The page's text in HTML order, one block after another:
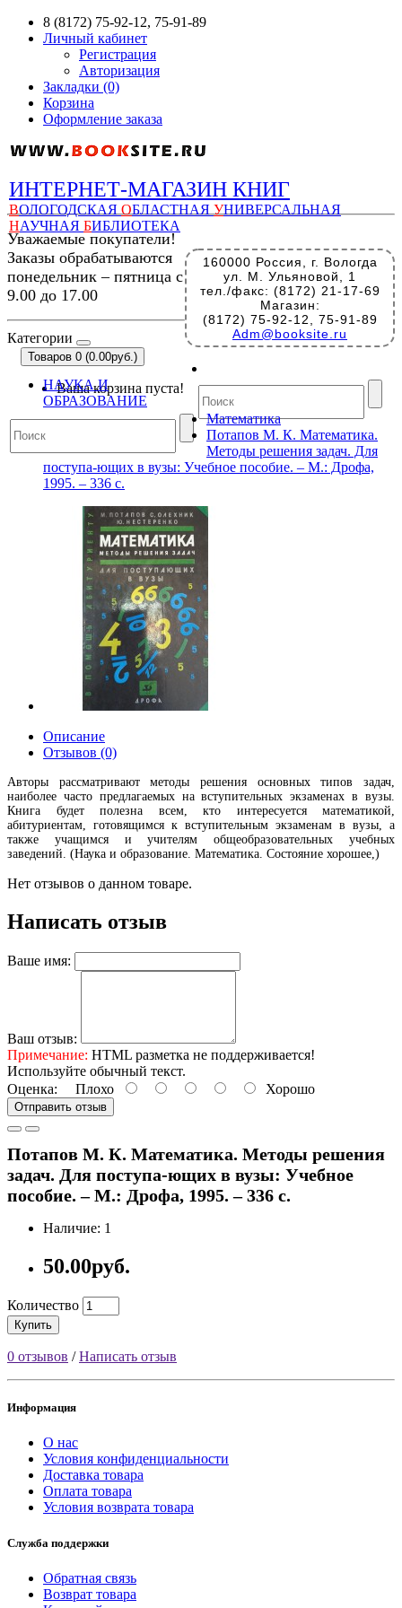
8 (8172) 75-92-12, 75-91-89
Личный кабинет
Регистрация
Авторизация
Закладки (0)
Корзина
Оформление заказа
ИНТЕРНЕТ-МАГАЗИН КНИГ
ВОЛОГОДСКАЯ ОБЛАСТНАЯ УНИВЕРСАЛЬНАЯ
НАУЧНАЯ БИБЛИОТЕКА
160000 Россия, г. Вологда
ул. М. Ульяновой, 1
тел./факс: (8172) 21-17-69
Магазин:
(8172) 75-92-12, 75-91-89
Adm@booksite.ru
Уважаемые покупатели!
Заказы обрабатываются
понедельник – пятница с
9.00 до 17.00
Категории
Товаров 0 (0.00руб.)
Ваша корзина пуста!
НАУКА И
ОБРАЗОВАНИЕ
Математика
Потапов М. К. Математика.
Методы решения задач. Для
поступа-ющих в вузы: Учебное пособие. – М.: Дрофа,
1995. – 336 с.
Описание
Отзывов (0)
Авторы рассматривают методы решения основных типов задач,
наиболее часто предлагаемых на вступительных экзаменах в вузы.
Книга будет полезна всем, кто интересуется математикой,
абитуриентам, готовящимся к вступительным экзаменам в вузы, а
также учащимся и учителям общеобразовательных учебных
заведений. (Наука и образование. Математика. Состояние хорошее,)
Нет отзывов о данном товаре.
Написать отзыв
Ваше имя:
Ваш отзыв:
Примечание: HTML разметка не поддерживается!
Используйте обычный текст.
Оценка: Плохо Хорошо
Отправить отзыв
Потапов М. К. Математика. Методы решения
задач. Для поступа-ющих в вузы: Учебное
пособие. – М.: Дрофа, 1995. – 336 с.
Наличие: 1
50.00руб.
Количество
Купить
0 отзывов /Написать отзыв
Информация
О нас
Условия конфиденциальности
Доставка товара
Оплата товара
Условия возврата товара
Служба поддержки
Обратная связь
Возврат товара